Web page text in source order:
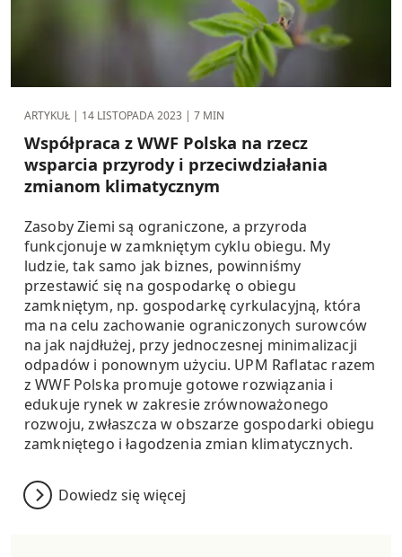
ARTYKUŁ | 14 LISTOPADA 2023 | 7 MIN
Współpraca z WWF Polska na rzecz
wsparcia przyrody i przeciwdziałania
zmianom klimatycznym
Zasoby Ziemi są ograniczone, a przyroda
funkcjonuje w zamkniętym cyklu obiegu. My
ludzie, tak samo jak biznes, powinniśmy
przestawić się na gospodarkę o obiegu
zamkniętym, np. gospodarkę cyrkulacyjną, która
ma na celu zachowanie ograniczonych surowców
na jak najdłużej, przy jednoczesnej minimalizacji
odpadów i ponownym użyciu. UPM Raflatac razem
z WWF Polska promuje gotowe rozwiązania i
edukuje rynek w zakresie zrównoważonego
rozwoju, zwłaszcza w obszarze gospodarki obiegu
zamkniętego i łagodzenia zmian klimatycznych.
Dowiedz się więcej